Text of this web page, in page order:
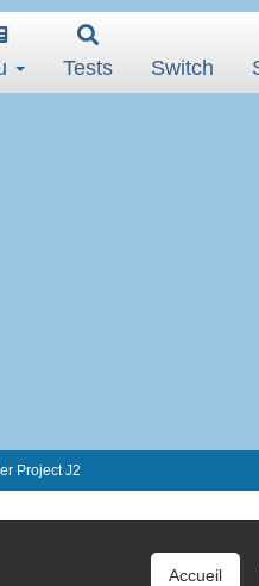
Tests Switch
Project J2
Accueil